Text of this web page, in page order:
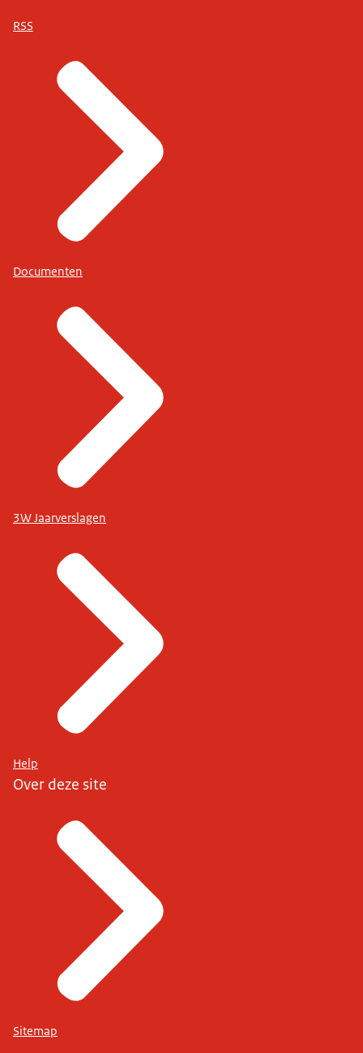
RSS
Documenten
3W Jaarverslagen
Help
Over deze site
Sitemap